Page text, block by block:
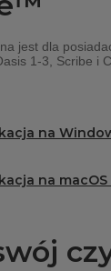
jest dla
1-3, Scribe i
na
na macOS